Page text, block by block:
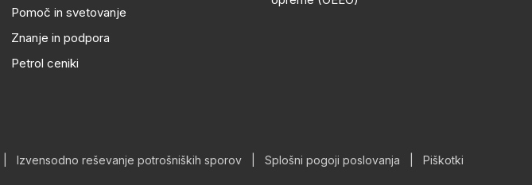
Pomoč in svetovanje
Znanje in podpora
Petrol ceniki
Izvensodno reševanje potrošniških sporov Splošni pogoji poslovanja
Piškotki